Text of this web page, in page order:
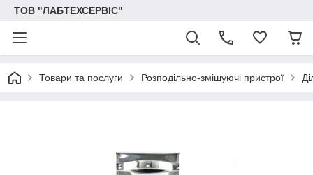
ТОВ "ЛАБТЕХСЕРВІС"
Товари та послуги Розподільно-змішуючі пристрої